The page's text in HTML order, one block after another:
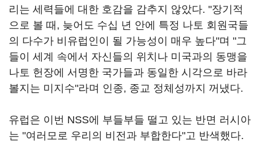
리는 세력들에 대한 호감을 감추지 않았다. "장기적
으로 볼 때, 늦어도 수십 년 안에 특정 나토 회원국들
의 다수가 비유럽인이 될 가능성이 매우 높다"며 "그
들이 세계 속에서 자신들의 위치나 미국과의 동맹을
나토 헌장에 서명한 국가들과 동일한 시각으로 바라
볼지는 미지수"라며 인종, 종교 정체성까지 꺼냈다.
유럽은 이번 NSS에 부들부들 떨고 있는 반면 러시아
는 "여러모로 우리의 비전과 부합한다"고 반색했다.